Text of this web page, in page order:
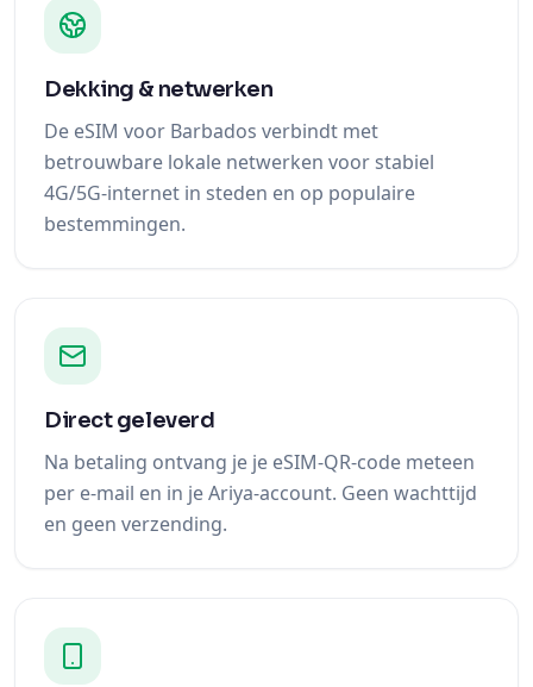
Dekking & netwerken
De eSIM voor Barbados verbindt met
betrouwbare lokale netwerken voor stabiel
4G/5G-internet in steden en op populaire
bestemmingen.
Direct geleverd
Na betaling ontvang je je eSIM-QR-code meteen
per e-mail en in je Ariya-account. Geen wachttijd
en geen verzending.